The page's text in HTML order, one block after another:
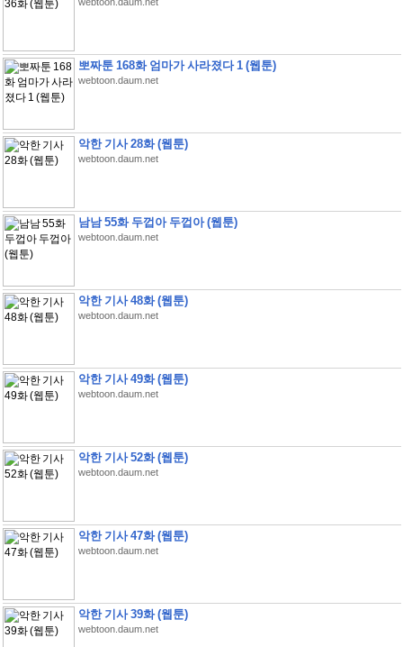
뽀짜툰 168화 엄마가 사라졌다 1 (웹툰)
webtoon.daum.net
악한 기사 28화 (웹툰)
webtoon.daum.net
남남 55화 두껍아 두껍아 (웹툰)
webtoon.daum.net
악한 기사 48화 (웹툰)
webtoon.daum.net
악한 기사 49화 (웹툰)
webtoon.daum.net
악한 기사 52화 (웹툰)
webtoon.daum.net
악한 기사 47화 (웹툰)
webtoon.daum.net
악한 기사 39화 (웹툰)
webtoon.daum.net